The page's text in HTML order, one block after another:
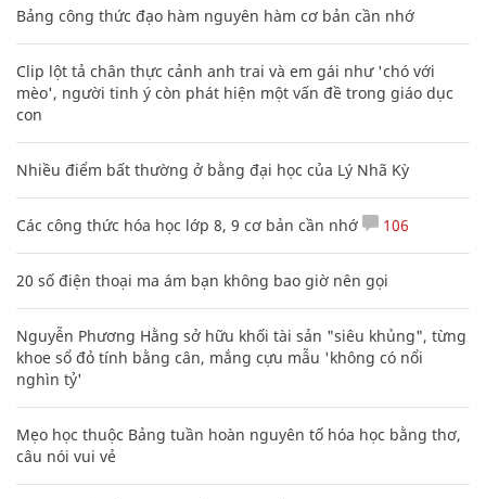
Bảng công thức đạo hàm nguyên hàm cơ bản cần nhớ
Clip lột tả chân thực cảnh anh trai và em gái như 'chó với
mèo', người tinh ý còn phát hiện một vấn đề trong giáo dục
con
Nhiều điểm bất thường ở bằng đại học của Lý Nhã Kỳ
Các công thức hóa học lớp 8, 9 cơ bản cần nhớ 106
20 số điện thoại ma ám bạn không bao giờ nên gọi
Nguyễn Phương Hằng sở hữu khối tài sản "siêu khủng", từng
khoe sổ đỏ tính bằng cân, mắng cựu mẫu 'không có nổi
nghìn tỷ'
Mẹo học thuộc Bảng tuần hoàn nguyên tố hóa học bằng thơ,
câu nói vui vẻ